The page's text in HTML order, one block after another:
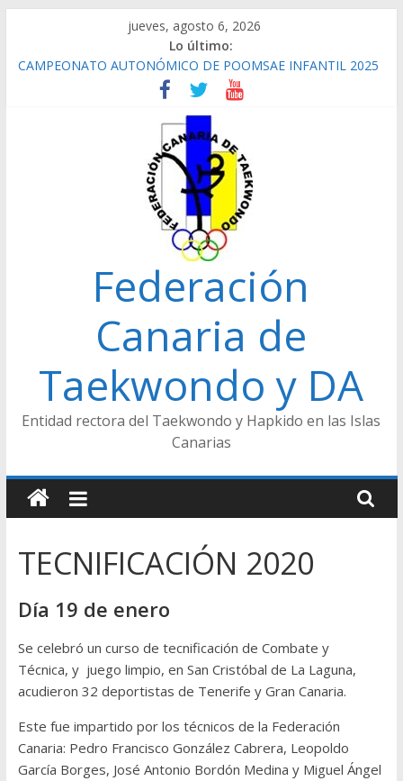
contenido
jueves, agosto 6, 2026
Lo último:
CAMPEONATO AUTONÓMICO DE POOMSAE INFANTIL 2025
REPETICIÓN ELECCIONES 2022
CAMPEONATO AUTONÓMICO CADETE 2026 GANADORES
CAMPEONATO AUTONÓMICO JUNIOR 24/01/2026
CAMPEONATO AUTONÓMICO SENIOR 2025
Federación
Canaria de
Taekwondo y DA
Entidad rectora del Taekwondo y Hapkido en las Islas
Canarias
TECNIFICACIÓN 2020
Día 19 de enero
Se celebró un curso de tecnificación de Combate y
Técnica, y juego limpio, en San Cristóbal de La Laguna,
acudieron 32 deportistas de Tenerife y Gran Canaria.
Este fue impartido por los técnicos de la Federación
Canaria: Pedro Francisco González Cabrera, Leopoldo
García Borges, José Antonio Bordón Medina y Miguel Ángel